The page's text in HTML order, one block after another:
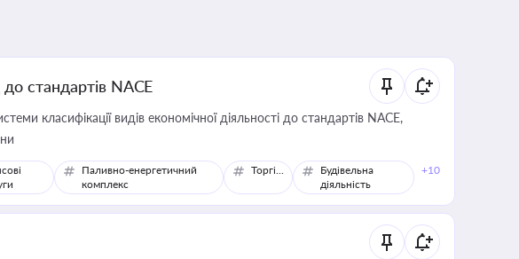
стандартів NACE
класифікації видів економічної діяльності до стандартів NACE,
Паливно-енергетичний
комплекс
Торгівля
Будівельна
діяльність
+10